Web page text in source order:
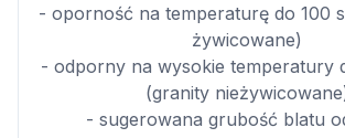
- oporność na temperaturę do 100
żywicowane)
- odporny na wysokie temperatury
(granity
- sugerowana grubość blatu